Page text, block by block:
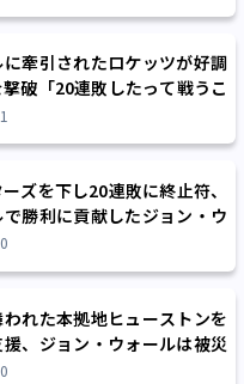
牽引されたロケッツが好調
破「20連敗したって戦うこ
だ」
ズを下し20連敗に終止符、
勝利に貢献したジョン・ウ
入れた」
れた本拠地ヒューストンを
、ジョン・ウォールは被災